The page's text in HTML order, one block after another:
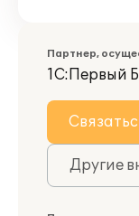
Партнер,
1С:Первый
Другие